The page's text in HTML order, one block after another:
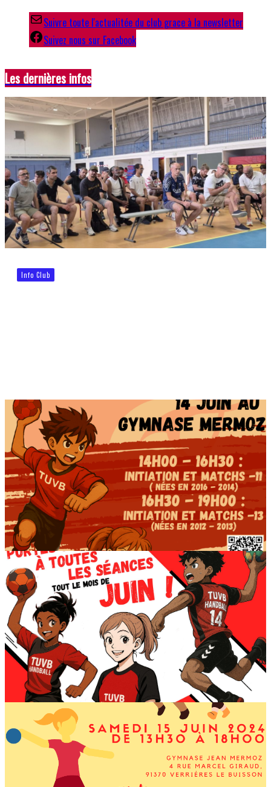
Suivre toute l'actualitée du club grace à la newsletter
Suivez nous sur Facebook
Les dernières infos
Info Club
APRES MIDI DECOUVERTE -11 & -13 Mixte – 14 juin
2025
Mois portes ouvertes 2025
Les dernières infos réseaux
Un peu d’histoire
Le club du Trait d’Union Verrières-le-Buisson
Handball est heureux de vous accueillir pour
cette nouvelle saison.
Vous devriez trouver sur ce site l’ensemble des
informations nécessaires pour vous permettre
de comprendre la vie du club, de nous rejoindre
et de faire vivre ce club de Handball de
l’Essonne.
0
LICENCIÉS